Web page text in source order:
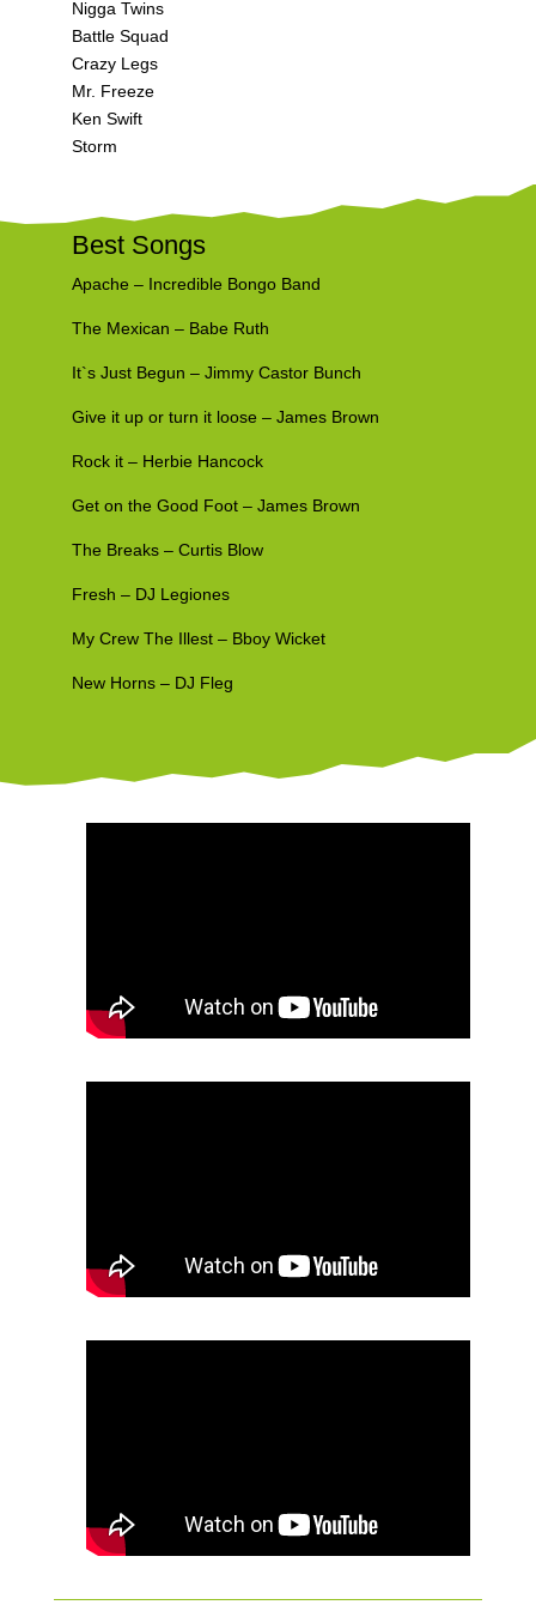
Nigga Twins
Battle Squad
Crazy Legs
Mr. Freeze
Ken Swift
Storm
Best Songs
Apache – Incredible Bongo Band
The Mexican – Babe Ruth
It`s Just Begun – Jimmy Castor Bunch
Give it up or turn it loose – James Brown
Rock it – Herbie Hancock
Get on the Good Foot – James Brown
The Breaks – Curtis Blow
Fresh – DJ Legiones
My Crew The Illest – Bboy Wicket
New Horns – DJ Fleg